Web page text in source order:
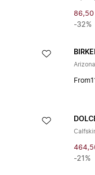
86,50
-32%
From
-21%